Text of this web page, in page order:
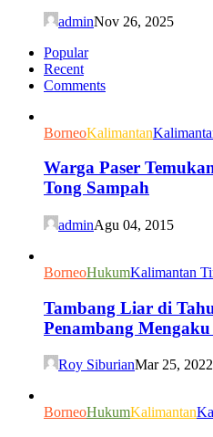
adminNov 26, 2025
Popular
Recent
Comments
BorneoKalimantan
Warga Paser
Tong Sampah
adminAgu 04, 2015
BorneoHukumKalimantan
Tambang Liar di
Penambang
Roy SiburianMar 25, 2022
BorneoHukumKalimantan